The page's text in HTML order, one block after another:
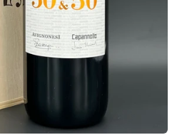
Galerieansicht